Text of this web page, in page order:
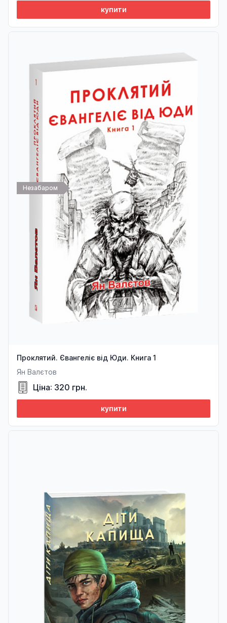
купити
Незабаром
Проклятий. Євангеліє від Юди. Книга 1
Ян Валєтов
Ціна: 320 грн.
купити